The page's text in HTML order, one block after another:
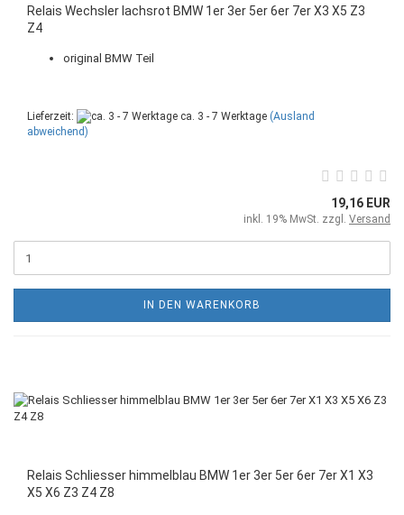
Relais Wechsler lachsrot BMW 1er 3er 5er 6er 7er X3 X5 Z3
Z4
original BMW Teil
Lieferzeit: ca. 3 - 7 Werktage (Ausland
abweichend)
19,16 EUR
inkl. 19% MwSt. zzgl. Versand
IN DEN WARENKORB
Relais Schliesser himmelblau BMW 1er 3er 5er 6er 7er X1 X3
X5 X6 Z3 Z4 Z8